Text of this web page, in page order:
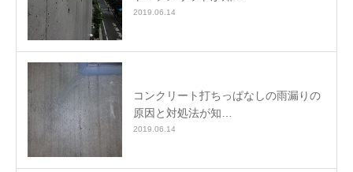
2019.06.14
コンクリート打ちっぱなしの雨漏りの
原因と対処法が知…
2019.06.14